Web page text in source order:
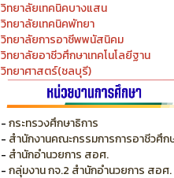
วิทยาลัยเทคนิคชลบุรี
วิทยาลัยอาชีวศึกษาชลบุรี
วิทยาลัยเทคนิคสัตหีบ
วิทยาลัยเกษตร และเทคโนโลยีชลบุรี
วิทยาลัยเทคนิคบางแสน
วิทยาลัยเทคนิคพัทยา
วิทยาลัยการอาชีพพนัสนิคม
วิทยาลัยอาชีวศึกษาเทคโนโลยีฐาน
วิทยาศาสตร์(ชลบุรี)